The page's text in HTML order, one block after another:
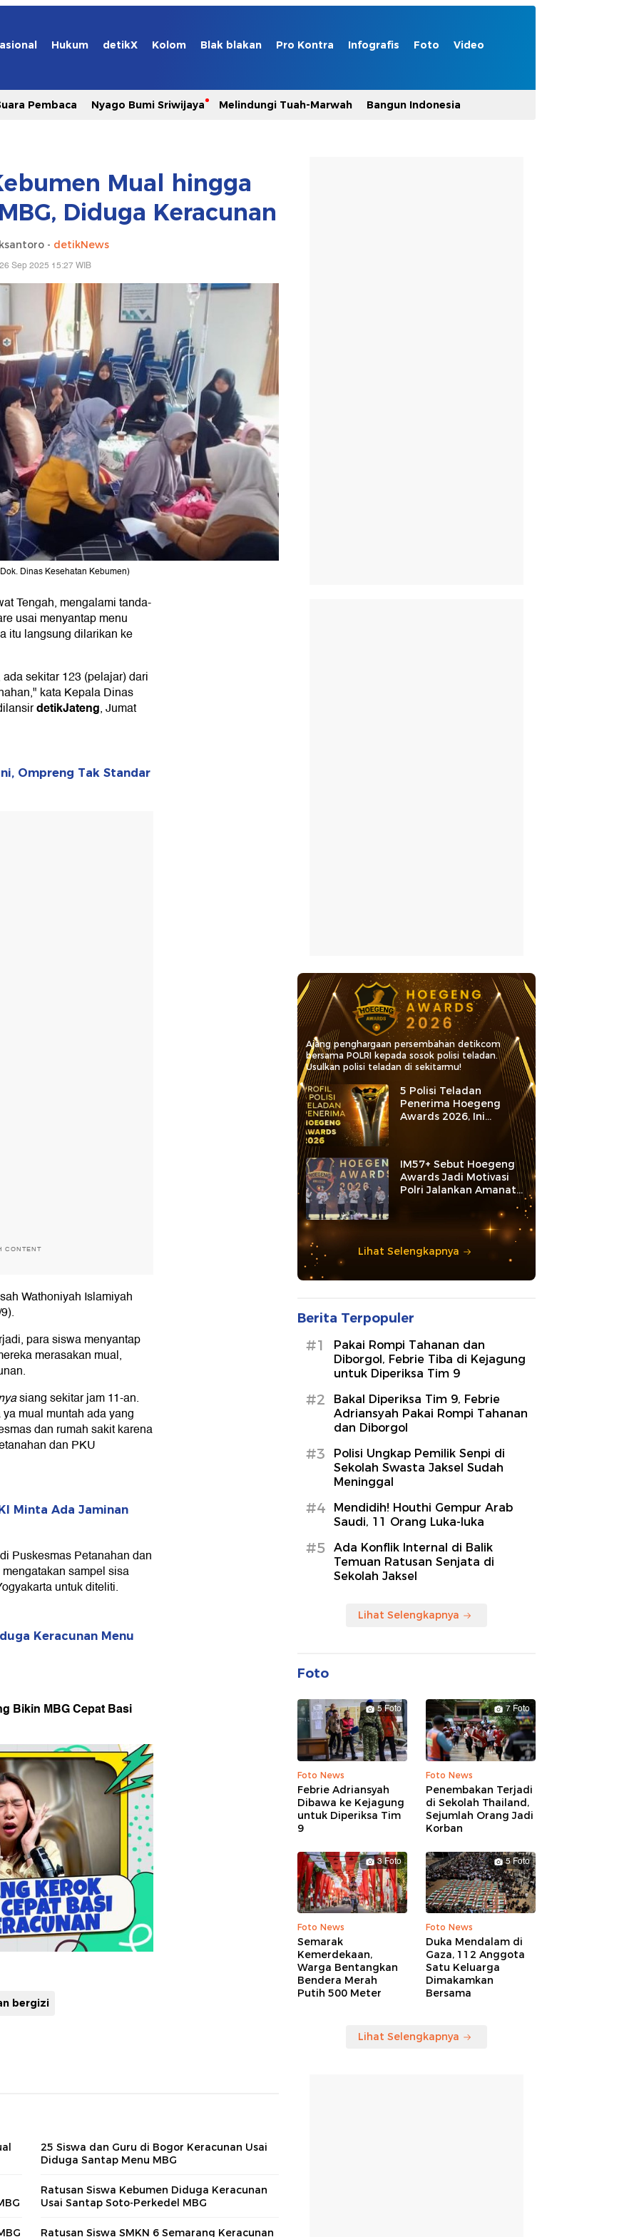
Hukum detikX Kolom Blak blakan Pro Kontra Infografis Foto Video
Pembaca Nyago Bumi Sriwijaya Melindungi Tuah-Marwah Bangun Indonesia
Mual hingga
Diduga Keracunan
- detikNews
Sep 2025 15:27 WIB
Dinas Kesehatan Kebumen)
Tengah, mengalami tanda-
usai menyantap menu
itu langsung dilarikan ke
sekitar 123 (pelajar) dari
kata Kepala Dinas
detikJateng, Jumat
Ompreng Tak Standar
CONTENT
Wathoniyah Islamiyah
para siswa menyantap
merasakan mual,
siang sekitar jam 11-an.
mual muntah ada yang
dan rumah sakit karena
dan PKU
Minta Ada Jaminan
Puskesmas Petanahan dan
sampel sisa
untuk diteliti.
Keracunan Menu
Bikin MBG Cepat Basi
bergizi
25 Siswa dan Guru di Bogor Keracunan Usai
Diduga Santap Menu MBG
Ratusan Siswa Kebumen Diduga Keracunan
Usai Santap Soto-Perkedel MBG
Ratusan Siswa SMKN 6 Semarang Keracunan
Ajang penghargaan persembahan detikcom
bersama POLRI kepada sosok polisi teladan.
Usulkan polisi teladan di sekitarmu!
5 Polisi Teladan
Penerima Hoegeng
Awards 2026, Ini
Kategori dan Kiprahnya
IM57+ Sebut Hoegeng
Awards Jadi Motivasi
Polri Jalankan Amanat
Lihat Selengkapnya
Berita Terpopuler
#1
Pakai Rompi Tahanan dan
Diborgol, Febrie Tiba di Kejagung
untuk Diperiksa Tim 9
#2
Bakal Diperiksa Tim 9, Febrie
Adriansyah Pakai Rompi Tahanan
dan Diborgol
#3
Polisi Ungkap Pemilik Senpi di
Sekolah Swasta Jaksel Sudah
Meninggal
#4
Mendidih! Houthi Gempur Arab
Saudi, 11 Orang Luka-luka
#5
Ada Konflik Internal di Balik
Temuan Ratusan Senjata di
Sekolah Jaksel
Lihat Selengkapnya
Foto
5 Foto
Foto News
Febrie Adriansyah
Dibawa ke Kejagung
untuk Diperiksa Tim
9
7 Foto
Foto News
Penembakan Terjadi
di Sekolah Thailand,
Sejumlah Orang Jadi
Korban
3 Foto
Foto News
Semarak
Kemerdekaan,
Warga Bentangkan
Bendera Merah
Putih 500 Meter
5 Foto
Foto News
Duka Mendalam di
Gaza, 112 Anggota
Satu Keluarga
Dimakamkan
Bersama
Lihat Selengkapnya